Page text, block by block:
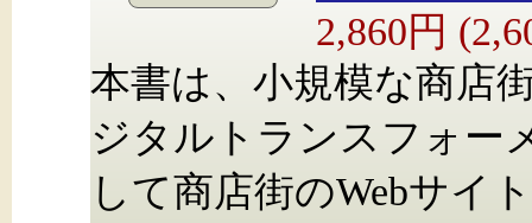
2,860円
本書は、小規模な商店
ジタルトランスフォー
して商店街のWebサイ